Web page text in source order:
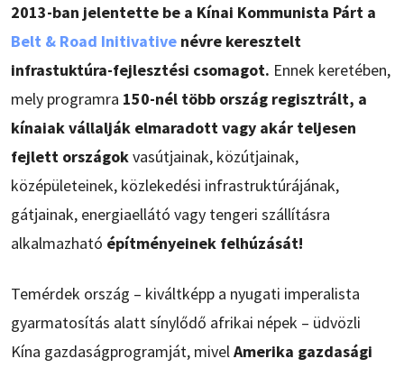
2013-ban jelentette be a Kínai Kommunista Párt a
Belt & Road Initivative névre keresztelt
infrastuktúra-fejlesztési csomagot. Ennek keretében,
mely programra 150-nél több ország regisztrált, a
kínaiak vállalják elmaradott vagy akár teljesen
fejlett országokvasútjainak, közútjainak,
középületeinek, közlekedési infrastruktúrájának,
gátjainak, energiaellátó vagy tengeri szállításra
alkalmazható építményeinek felhúzását!
Temérdek ország – kiváltképp a nyugati imperalista
gyarmatosítás alatt sínylődő afrikai népek – üdvözli
Kína gazdaságprogramját, mivelAmerika gazdasági